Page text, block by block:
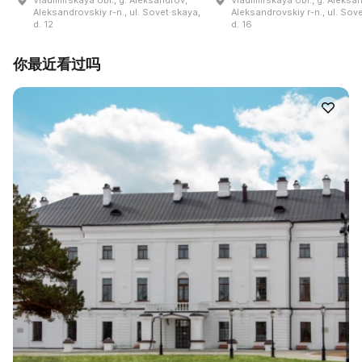
Aleksandrovskiy r-n., ul. Sovet·skaya,
d. 12
Aleksandrovskiy r-n., ul.
d. 16
你最近看过吗